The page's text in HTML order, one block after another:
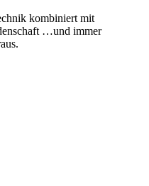
kombiniert mit
…und immer